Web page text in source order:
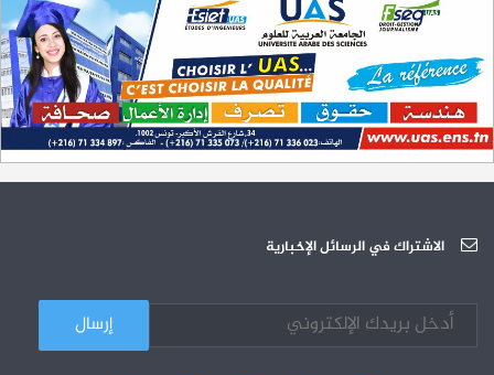
سبتمبر 2023
31-12
L'Université Arabe des Sciences : Avis à tous les étudiant(e)s
12-05 200 منحة لطلبة الطب التونسيين في جامعة هارفارد ‏الأمريكية‏
26-10 الجامعة العربية للعلوم تونس (U.A.S) : عرض لآخر إصدارات دار اليمامة
03-10 الجامعة العربية للعلوم : دورة تكوينية
الاشتراك في الرسائل الإخبارية